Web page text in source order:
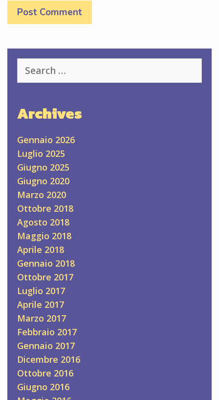
for:
Archives
Gennaio 2026
Luglio 2025
Giugno 2025
Giugno 2020
Marzo 2020
Ottobre 2018
Agosto 2018
Maggio 2018
Aprile 2018
Gennaio 2018
Ottobre 2017
Luglio 2017
Aprile 2017
Marzo 2017
Febbraio 2017
Gennaio 2017
Dicembre 2016
Ottobre 2016
Giugno 2016